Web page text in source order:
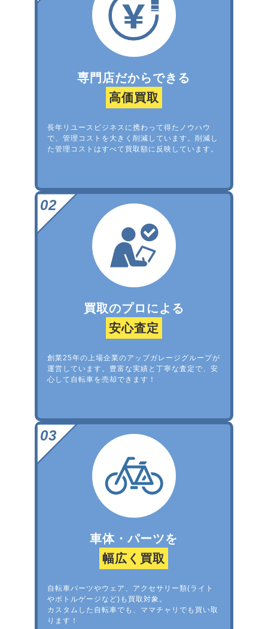
専門店だからできる
高価買取
長年リユースビジネスに携わって得たノウハウ
で、管理コストを大きく削減しています。削減し
た管理コストはすべて買取額に反映しています。
買取のプロによる
安心査定
創業25年の上場企業のアップガレージグループが
運営しています。豊富な実績と丁寧な査定で、安
心して自転車を売却できます！
車体・パーツを
幅広く買取
自転車パーツやウェア、アクセサリー類(ライト
やボトルゲージなど)も買取対象。
カスタムした自転車でも、ママチャリでも買い取
ります！